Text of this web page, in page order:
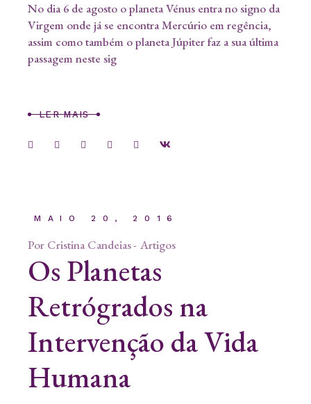
No dia 6 de agosto o planeta Vénus entra no signo da
Virgem onde já se encontra Mercúrio em regência,
assim como também o planeta Júpiter faz a sua última
passagem neste sig
LER MAIS
MAIO 20, 2016
Por Cristina Candeias Artigos
Os Planetas
Retrógrados na
Intervenção da Vida
Humana